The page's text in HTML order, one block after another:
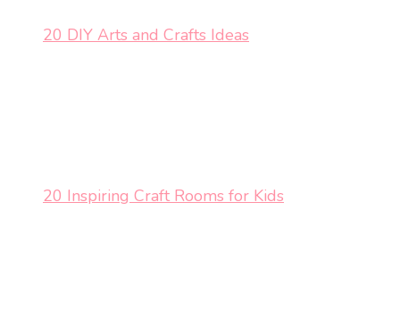
20 DIY Arts and Crafts Ideas
20 Inspiring Craft Rooms for Kids